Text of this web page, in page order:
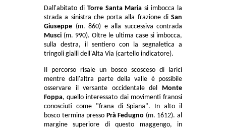
Dall'abitato di Torre Santa Maria si imbocca la
strada a sinistra che porta alla frazione di San
Giuseppe (m. 860) e alla successiva contrada
Musci (m. 990). Oltre le ultima case si imbocca,
sulla destra, il sentiero con la segnaletica a
tringoli gialli dell'Alta Via (cartello indicatore).
Il percorso risale un bosco scosceso di larici
mentre dall'altra parte della valle è possibile
osservare il versante occidentale del
Monte
Foppa, quello interessato dai movimenti franosi
conosciuti come "frana di Spiana". In alto il
bosco termina presso Prà Fedugno (m. 1612). al
margine superiore di questo maggengo, in